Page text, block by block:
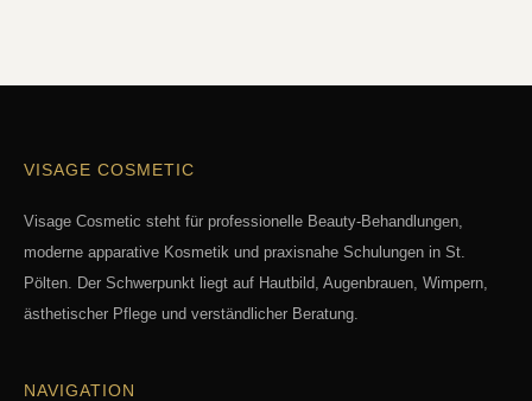
VISAGE COSMETIC
Visage Cosmetic steht für professionelle Beauty-Behandlungen,
moderne apparative Kosmetik und praxisnahe Schulungen in St.
Pölten. Der Schwerpunkt liegt auf Hautbild, Augenbrauen, Wimpern,
ästhetischer Pflege und verständlicher Beratung.
NAVIGATION